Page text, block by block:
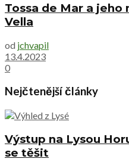
Tossa de Mar a
Vella
od jchvapil
13.4.2023
0
Nejčtenější články
Výstup na Lysou
se těšit